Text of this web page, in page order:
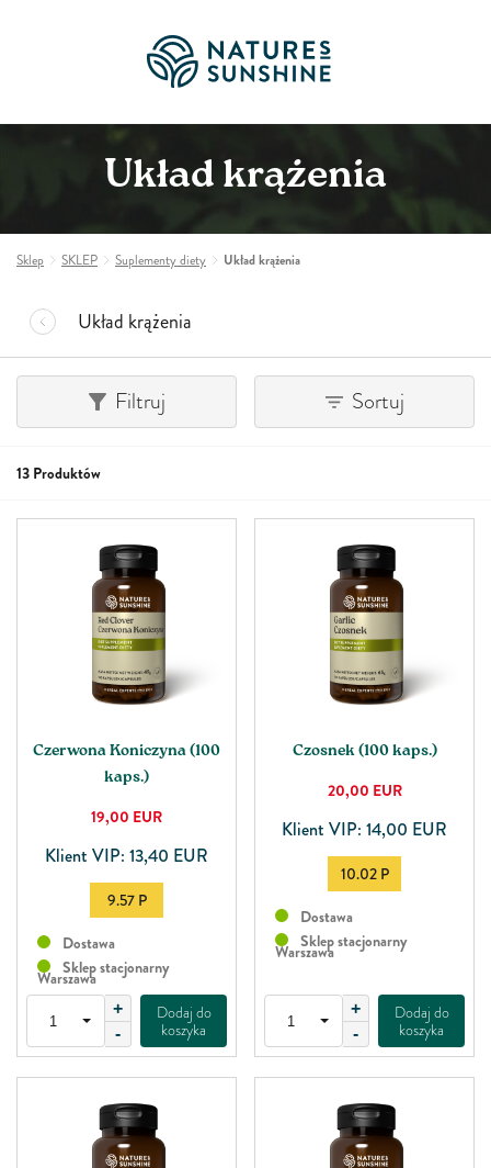
Układ krążenia
Sklep SKLEP Suplementy diety Układ krążenia
Układ krążenia
Filtruj Sortuj
13 Produktów
Czerwona Koniczyna (100
kaps.)
19,00 EUR
Klient VIP: 13,40 EUR
9.57 P
Dostawa
Sklep stacjonarny
Warszawa
+
-
Dodaj do
koszyka
Czosnek (100 kaps.)
20,00 EUR
Klient VIP: 14,00 EUR
10.02 P
Dostawa
Sklep stacjonarny
Warszawa
+
-
Dodaj do
koszyka